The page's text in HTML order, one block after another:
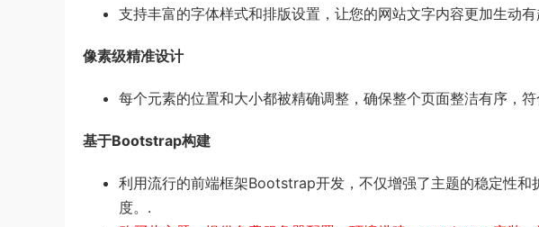
支持丰富的字体样式和排版设置，让您的网站文字内容更加生动有
像素级精准设计
每个元素的位置和大小都被精确调整，确保整个页面整洁有序，符
基于Bootstrap构建
利用流行的前端框架Bootstrap开发，不仅增强了主题的稳定性
度。.